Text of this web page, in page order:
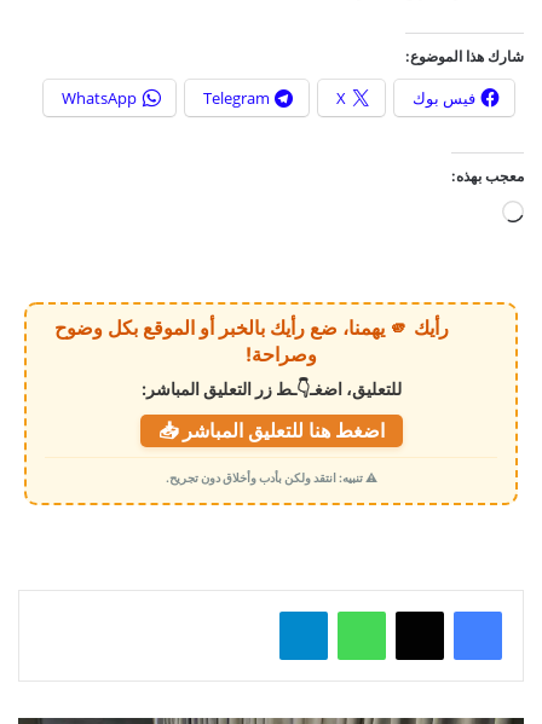
شارك هذا الموضوع:
فيس بوك X
Telegram
WhatsApp
معجب بهذه:
ي
م
ي
رأيك 🫵 يهمنا، ضع رأيك بالخبر أو الموقع بكل وضوح
وصراحة!
للتعليق، اضغـ👇ـط زر التعليق المباشر:
اضغط هنا للتعليق المباشر 📥
⚠️ تنبيه: انتقد ولكن بأدب وأخلاق دون تجريح.
واتساب